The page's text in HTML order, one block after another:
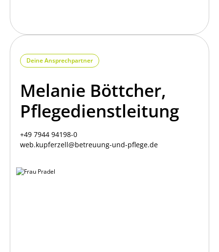
Deine Ansprechpartner
Melanie Böttcher,
Pflegedienstleitung
+49 7944 94198-0
web.kupferzell@betreuung-und-pflege.de